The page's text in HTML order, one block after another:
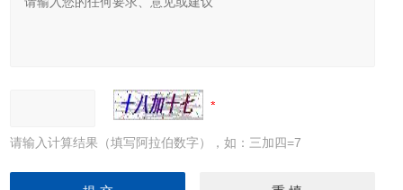
请输入计算结果（填写阿拉伯数字），如：三加四=7